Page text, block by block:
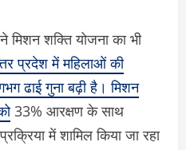
शक्ति योजना का भी
प्रदेश में महिलाओं की
ढाई गुना बढ़ी है। मिशन
33% आरक्षण के साथ
में शामिल किया जा रहा